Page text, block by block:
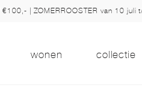
| ZOMERROOSTER van 10
wonen collectie